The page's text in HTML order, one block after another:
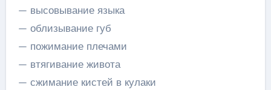
— высовывание языка
— облизывание губ
— пожимание плечами
— втягивание живота
— сжимание кистей в кулаки